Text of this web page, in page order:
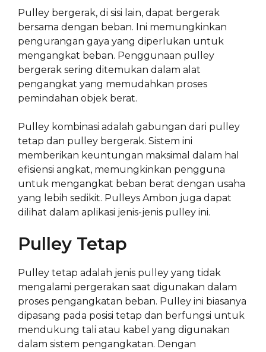
Pulley bergerak, di sisi lain, dapat bergerak
bersama dengan beban. Ini memungkinkan
pengurangan gaya yang diperlukan untuk
mengangkat beban. Penggunaan pulley
bergerak sering ditemukan dalam alat
pengangkat yang memudahkan proses
pemindahan objek berat.
Pulley kombinasi adalah gabungan dari pulley
tetap dan pulley bergerak. Sistem ini
memberikan keuntungan maksimal dalam hal
efisiensi angkat, memungkinkan pengguna
untuk mengangkat beban berat dengan usaha
yang lebih sedikit. Pulleys Ambon juga dapat
dilihat dalam aplikasi jenis-jenis pulley ini.
Pulley Tetap
Pulley tetap adalah jenis pulley yang tidak
mengalami pergerakan saat digunakan dalam
proses pengangkatan beban. Pulley ini biasanya
dipasang pada posisi tetap dan berfungsi untuk
mendukung tali atau kabel yang digunakan
dalam sistem pengangkatan. Dengan